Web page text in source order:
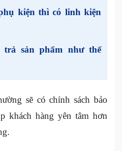
kiện thì có linh kiện
sản phẩm như thế
sẽ có chính sách bảo
khách hàng yên tâm hơn